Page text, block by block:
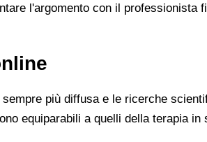
l'argomento con il
più diffusa e le ricerche
equiparabili a quelli della terapia in